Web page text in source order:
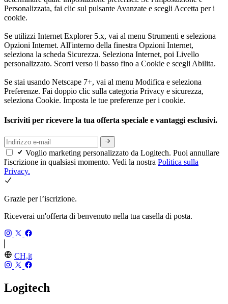
Personalizzata, fai clic sul pulsante Avanzate e scegli Accetta per i
cookie.
Se utilizzi Internet Explorer 5.x, vai al menu Strumenti e seleziona
Opzioni Internet. All'interno della finestra Opzioni Internet,
seleziona la scheda Sicurezza. Seleziona Internet, poi Livello
personalizzato. Scorri verso il basso fino a Cookie e scegli Abilita.
Se stai usando Netscape 7+, vai al menu Modifica e seleziona
Preferenze. Fai doppio clic sulla categoria Privacy e sicurezza,
seleziona Cookie. Imposta le tue preferenze per i cookie.
Iscriviti per ricevere la tua offerta speciale e vantaggi esclusivi.
Voglio marketing personalizzato da Logitech. Puoi annullare
l'iscrizione in qualsiasi momento. Vedi la nostra Politica sulla
Privacy.
Grazie per l’iscrizione.
Riceverai un'offerta di benvenuto nella tua casella di posta.
CH,it
Logitech